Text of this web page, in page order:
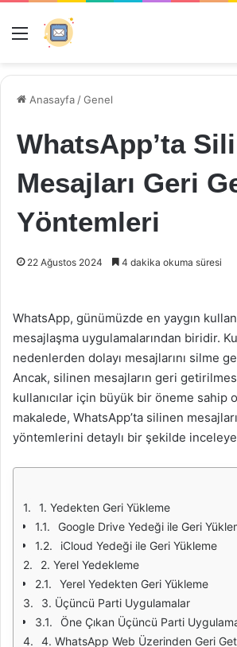
Menü
Anasayfa /Genel
WhatsApp’ta
Mesajları Geri
Yöntemleri
22 Ağustos 2024 4 dakika okuma süresi
WhatsApp, günümüzde en yaygın
mesajlaşma uygulamalarından biridir.
nedenlerden dolayı mesajlarını silme
Ancak, silinen mesajların geri
kullanıcılar için büyük bir öneme sahip
makalede, WhatsApp’ta silinen
yöntemlerini detaylı bir şekilde
1. Yedekten Geri Yükleme
Google Drive Yedeği ile Geri
iCloud Yedeği ile Geri Yükleme
2. Yerel Yedekleme
Yerel Yedekten Geri Yükleme
3. Üçüncü Parti Uygulamalar
Öne Çıkan Üçüncü Parti
4. WhatsApp Web Üzerinden Geri